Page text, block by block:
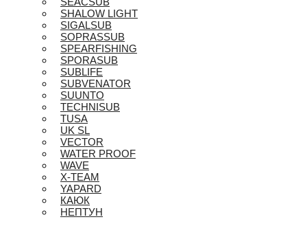
SHALOW LIGHT
SIGALSUB
SOPRASSUB
SPEARFISHING
SPORASUB
SUBLIFE
SUBVENATOR
SUUNTO
TECHNISUB
TUSA
UK SL
VECTOR
WATER PROOF
WAVE
X-TEAM
YAPARD
КАЮК
НЕПТУН